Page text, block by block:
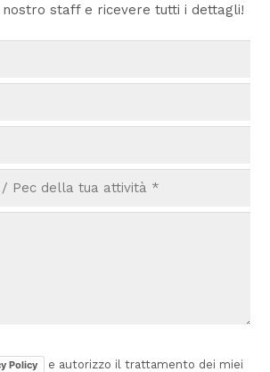
staff e ricevere tutti i dettagli!
Policy
e autorizzo il trattamento dei miei